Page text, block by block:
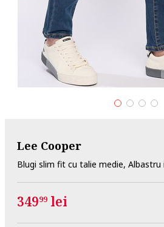
Lee Cooper
Blugi slim fit cu talie medie, Albastru
34999 lei